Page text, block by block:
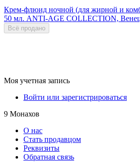
Крем-флюид ночной (для жирной и
50 мл. ANTI-AGE COLLECTION,
Всё продано
Моя учетная запись
Войти или зарегистрироваться
9 Монахов
О нас
Стать продавцом
Реквизиты
Обратная связь